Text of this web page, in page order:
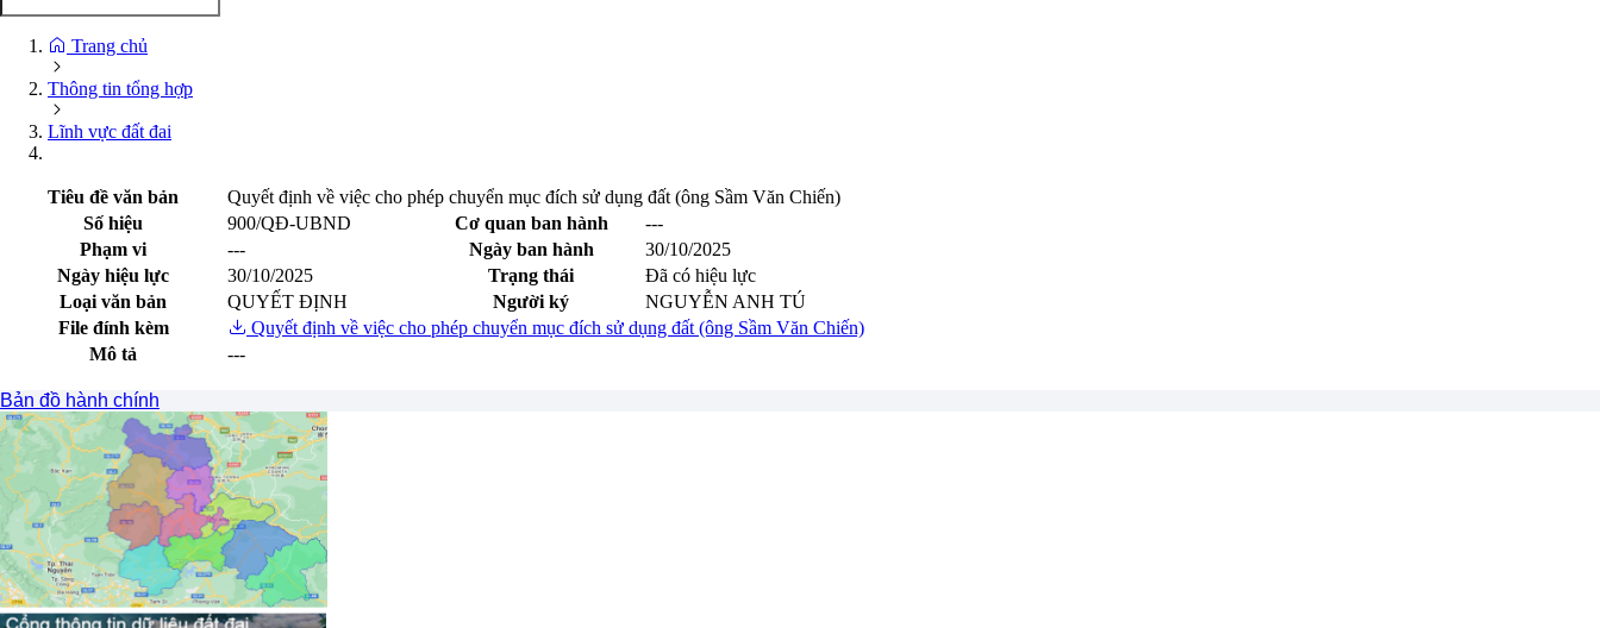
Trang chủ
Thông tin tổng hợp
Lĩnh vực đất đai
Tiêu đề văn bản
Quyết định về việc cho phép chuyển mục đích sử dụng đất (ông Sầm Văn Chiến)
Số hiệu
900/QĐ-UBND Cơ quan ban hành
---
Phạm vi
--- Ngày ban hành
30/10/2025
Ngày hiệu lực
30/10/2025 Trạng thái
Đã có hiệu lực
Loại văn bản
QUYẾT ĐỊNH Người ký
NGUYỄN ANH TÚ
File đính kèm
Quyết định về việc cho phép chuyển mục đích sử dụng đất (ông Sầm Văn Chiến)
Mô tả
---
Bản đồ hành chính